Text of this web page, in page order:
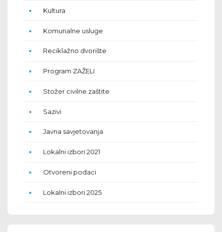
Kultura
Komunalne usluge
Reciklažno dvorište
Program ZAŽELI
Stožer civilne zaštite
Sazivi
Javna savjetovanja
Lokalni izbori 2021
Otvoreni podaci
Lokalni izbori 2025